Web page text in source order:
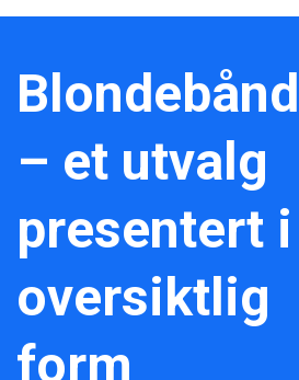
Blondebånd
– et utvalg
presentert i
oversiktlig
form